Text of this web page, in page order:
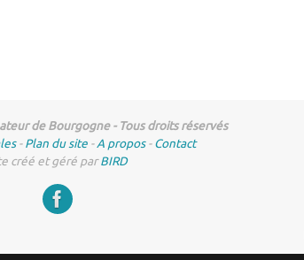
de Bourgogne - Tous droits réservés
-Plan du site -A propos-Contact
créé et géré parBIRD